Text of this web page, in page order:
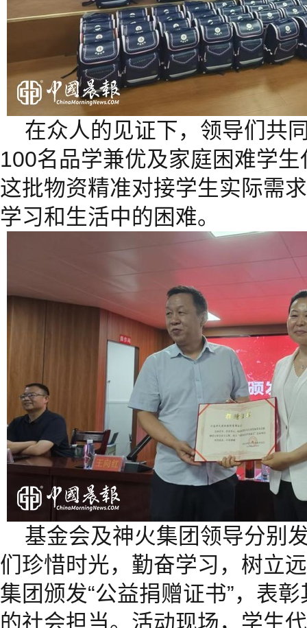
在众人的见证下，领导们共
100名品学兼优及家庭困难学
这批物资精准对接学生实际需
学习和生活中的困难。
基金会及神火集团领导分别
们珍惜时光，勤奋学习，树立
集团颁发“公益捐赠证书”，表
的社会担当。活动现场，学生